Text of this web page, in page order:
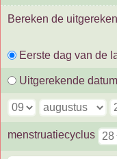
Bereken de
Eerste dag van de
Uitgerekende datum
menstruatiecyclus